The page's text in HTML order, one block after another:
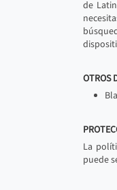
de
OTROS
La
puede